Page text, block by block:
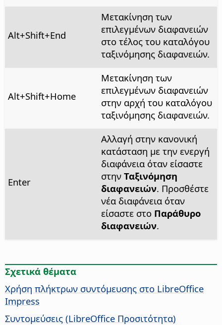
Alt+Shift+End
Μετακίνηση των
επιλεγμένων διαφανειών
στο τέλος του καταλόγου
ταξινόμησης διαφανειών.
Alt+Shift+Home
Μετακίνηση των
επιλεγμένων διαφανειών
στην αρχή του καταλόγου
ταξινόμησης διαφανειών.
Enter
Αλλαγή στην κανονική
κατάσταση με την ενεργή
διαφάνεια όταν είσαστε
στην Ταξινόμηση
διαφανειών. Προσθέστε
νέα διαφάνεια όταν
είσαστε στο Παράθυρο
διαφανειών.
Σχετικά θέματα
Χρήση πλήκτρων συντόμευσης στο LibreOffice
Impress
Συντομεύσεις (LibreOffice Προσιτότητα)